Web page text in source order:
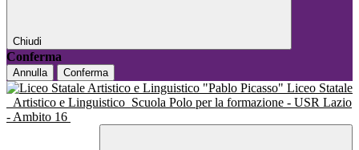
Chiudi
Conferma
Annulla Conferma
Liceo Statale
Artistico e Linguistico Scuola Polo per la formazione - USR Lazio
- Ambito 16